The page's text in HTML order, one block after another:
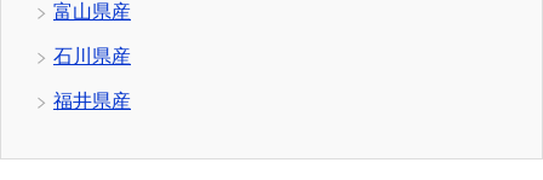
富山県産
石川県産
福井県産